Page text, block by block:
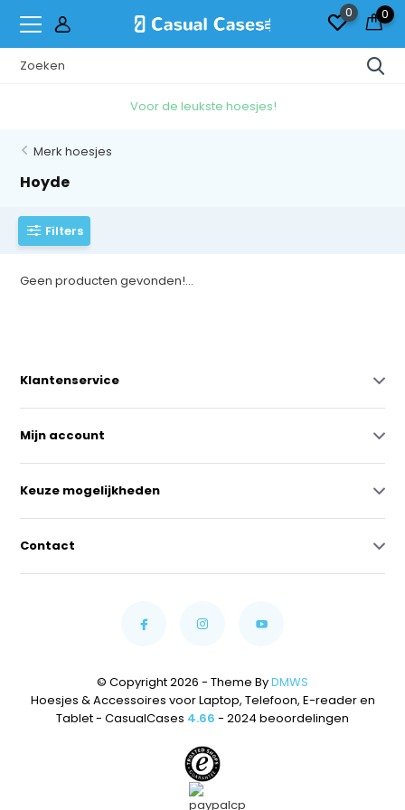
0 0
Voor de leukste hoesjes!
Merk hoesjes
Hoyde
Filters
Geen producten gevonden!...
Klantenservice
Mijn account
Keuze mogelijkheden
Contact
© Copyright 2026 - Theme ByDMWS
Hoesjes & Accessoires voor Laptop, Telefoon, E-reader en
Tablet - CasualCases 4.66 - 2024 beoordelingen